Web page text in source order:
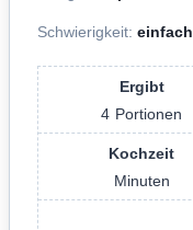
Schwierigkeit: einfach
Ergibt
4 Portionen
Kochzeit
Minuten